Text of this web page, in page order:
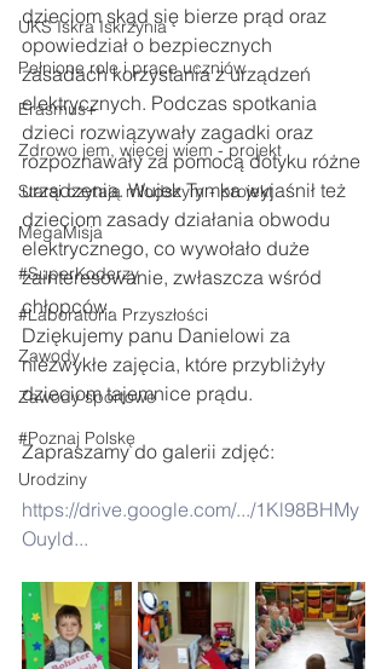
UKS Iskra Iskrzynia
Pełnione role i prace uczniów
Erasmus+
Zdrowo jem, więcej wiem - projekt
Starsi czytają młodszym - projekt
MegaMisja
#SuperKoderzy
#Laboratoria Przyszłości
Zawody
Zawody sportowe
#Poznaj Polskę
Urodziny
dzieciom skąd się bierze prąd oraz
opowiedział o bezpiecznych
zasadach korzystania z urządzeń
elektrycznych. Podczas spotkania
dzieci rozwiązywały zagadki oraz
rozpoznawały za pomocą dotyku różne
urządzenia. Wujek Tymka wyjaśnił też
dzieciom zasady działania obwodu
elektrycznego, co wywołało duże
zainteresowanie, zwłaszcza wśród
chłopców.
Dziękujemy panu Danielowi za
niezwykłe zajęcia, które przybliżyły
dzieciom tajemnice prądu.
Zapraszamy do galerii zdjęć:
https://drive.google.com/.../1Kl98BHMy
Ouyld...